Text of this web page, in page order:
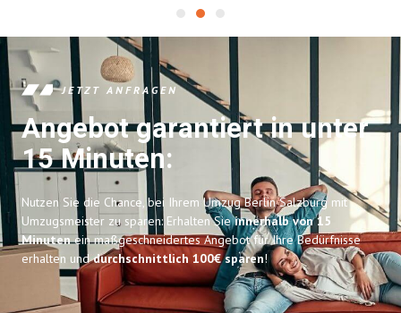
JETZT ANFRAGEN
Angebot garantiert in unter
15 Minuten:
Nutzen Sie die Chance, bei Ihrem Umzug Berlin Salzburg mit
Umzugsmeister zu sparen: Erhalten Sieinnerhalb von 15
Minutenein maßgeschneidertes Angebot für Ihre Bedürfnisse
erhalten unddurchschnittlich 100€ sparen!